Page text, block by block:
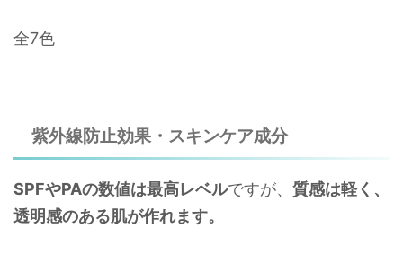
全7色
紫外線防止効果・スキンケア成分
SPFやPAの数値は最高レベルですが、 質感は軽く、
透明感のある肌が作れます。